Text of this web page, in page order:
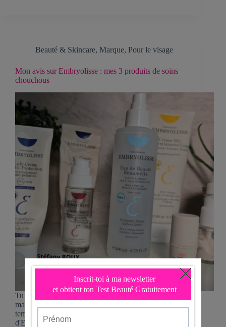
Beauté & Skincare, Marque, Pour le visage
Mon avis sur Embryolisse : mes 3 produits de soins
chouchous
Tu sais quoi? Aujourd’hui, nous allons parler d’une
marque qui a fait beaucoup de bruit ces derniers
temps : EMBRYOLISSE. Les produits beauté
d'Embryolisse, c'est un peu comme les trésors cachés